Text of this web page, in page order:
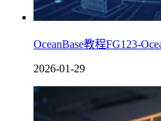
OceanBase教程FG123-
2026-01-29